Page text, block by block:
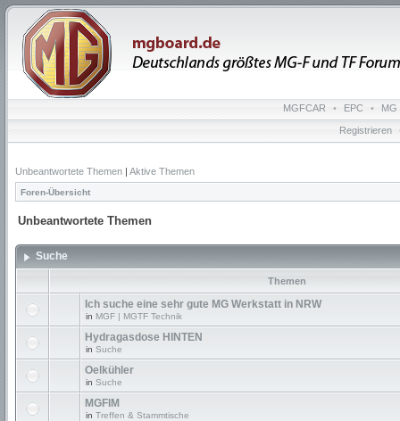
MGFCAR • EPC • MG
Registrieren
Unbeantwortete Themen | Aktive Themen
Foren-Übersicht
Unbeantwortete Themen
Suche
Themen
Ich suche eine sehr gute MG Werkstatt in NRW
in MGF | MGTF Technik
Hydragasdose HINTEN
in Suche
Oelkühler
in Suche
MGFIM
in Treffen & Stammtische